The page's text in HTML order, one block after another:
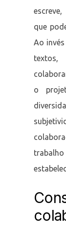
que
Ao
textos,
o
trabalho